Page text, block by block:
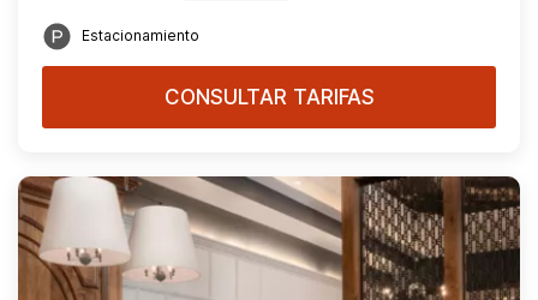
Estacionamiento
CONSULTAR TARIFAS